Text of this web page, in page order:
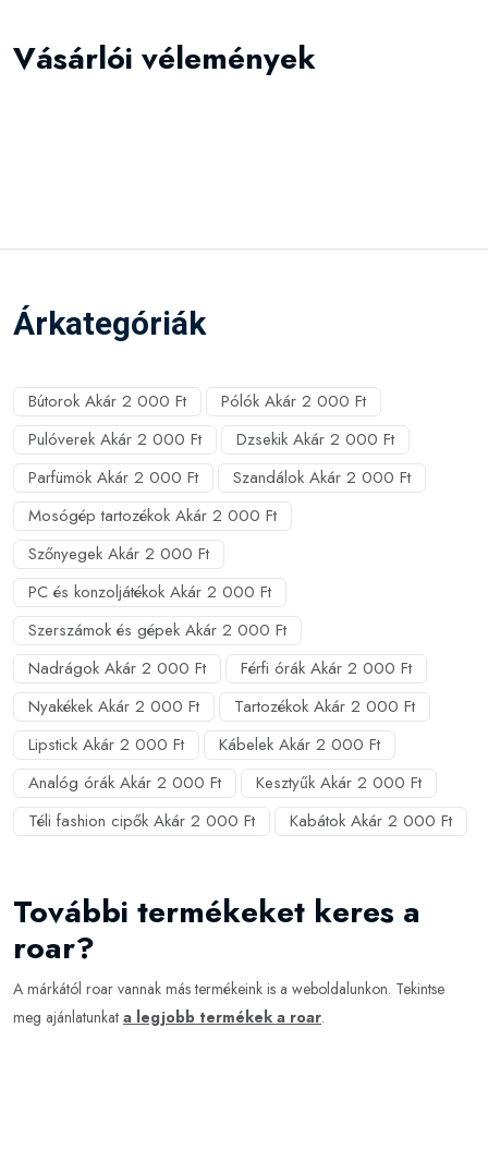
Vásárlói vélemények
Árkategóriák
Bútorok Akár 2 000 Ft
Pólók Akár 2 000 Ft
Pulóverek Akár 2 000 Ft
Dzsekik Akár 2 000 Ft
Parfümök Akár 2 000 Ft
Szandálok Akár 2 000 Ft
Mosógép tartozékok Akár 2 000 Ft
Szőnyegek Akár 2 000 Ft
PC és konzoljátékok Akár 2 000 Ft
Szerszámok és gépek Akár 2 000 Ft
Nadrágok Akár 2 000 Ft
Férfi órák Akár 2 000 Ft
Nyakékek Akár 2 000 Ft
Tartozékok Akár 2 000 Ft
Lipstick Akár 2 000 Ft
Kábelek Akár 2 000 Ft
Analóg órák Akár 2 000 Ft
Kesztyűk Akár 2 000 Ft
Téli fashion cipők Akár 2 000 Ft
Kabátok Akár 2 000 Ft
További termékeket keres a
roar?
A márkától roar vannak más termékeink is a weboldalunkon. Tekintse
meg ajánlatunkat a legjobb termékek a roar.